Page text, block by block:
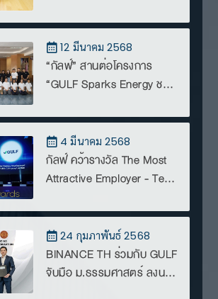
สะอาด ผ่าน AIS Shop ทั่ว
ประเทศ
12 มีนาคม 2568
“กัลฟ์” สานต่อโครงการ
“GULF Sparks Energy ชวน
เสริมความรู้ สร้างความเข้าใจ
ด้านพลังงานให้เด็กและ
เยาวชนไทย
4 มีนาคม 2568
กัลฟ์ คว้ารางวัล The Most
Attractive Employer - Tech
Trends Awards 2025
24 กุมภาพันธ์ 2568
BINANCE TH ร่วมกับ GULF
จับมือ ม.ธรรมศาสตร์ ลงนาม